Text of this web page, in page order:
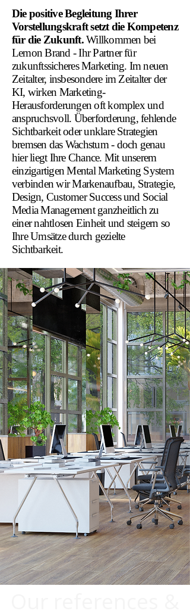
Die positive Begleitung Ihrer
Vorstellungskraft setzt die Kompetenz
für die Zukunft.Willkommen bei
Lemon Brand - Ihr Partner für
zukunftssicheres Marketing. Im neuen
Zeitalter, insbesondere im Zeitalter der
KI, wirken Marketing-
Herausforderungen oft komplex und
anspruchsvoll. Überforderung, fehlende
Sichtbarkeit oder unklare Strategien
bremsen das Wachstum - doch genau
hier liegt Ihre Chance. Mit unserem
einzigartigen Mental Marketing System
verbinden wir Markenaufbau, Strategie,
Design, Customer Success und Social
Media Management ganzheitlich zu
einer nahtlosen Einheit und steigern so
Ihre Umsätze durch gezielte
Sichtbarkeit.